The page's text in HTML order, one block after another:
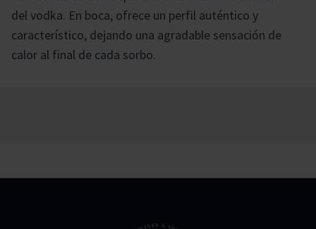
del vodka. En boca, ofrece un perfil auténtico y
característico, dejando una agradable sensación de
calor al final de cada sorbo.